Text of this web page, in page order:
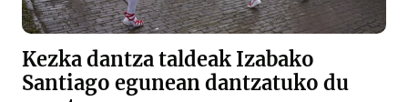
Kezka dantza taldeak Izabako
Santiago egunean dantzatuko du